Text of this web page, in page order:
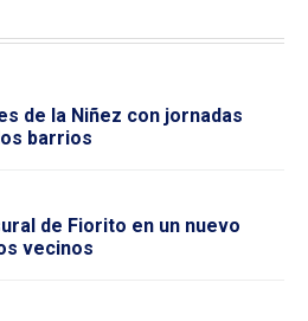
de la Niñez con jornadas
barrios
de Fiorito en un nuevo
vecinos